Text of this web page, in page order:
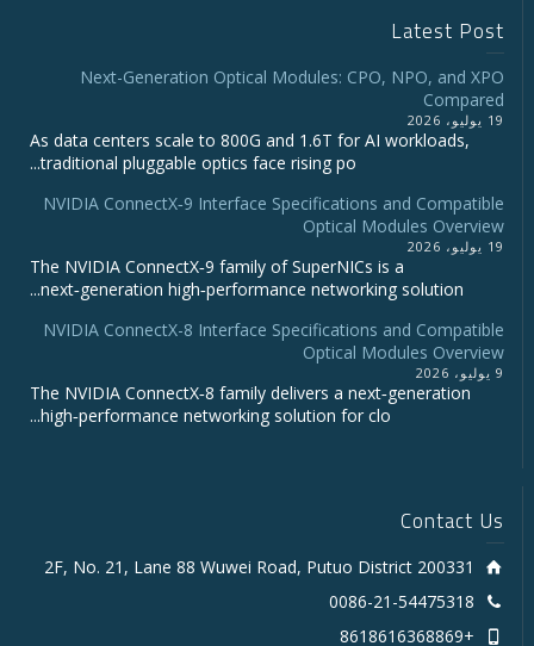
Latest Post
Next-Generation Optical Modules: CPO, NPO, and XPO
Compared
19 يوليو، 2026
As data centers scale to 800G and 1.6T for AI workloads,
traditional pluggable optics face rising po...
NVIDIA ConnectX‑9 Interface Specifications and Compatible
Optical Modules Overview
19 يوليو، 2026
The NVIDIA ConnectX‑9 family of SuperNICs is a
next‑generation high‑performance networking solution...
NVIDIA ConnectX-8 Interface Specifications and Compatible
Optical Modules Overview
9 يوليو، 2026
The NVIDIA ConnectX‑8 family delivers a next‑generation
high‑performance networking solution for clo...
Contact Us
2F, No. 21, Lane 88 Wuwei Road, Putuo District 200331
0086-21-54475318
+8618616368869